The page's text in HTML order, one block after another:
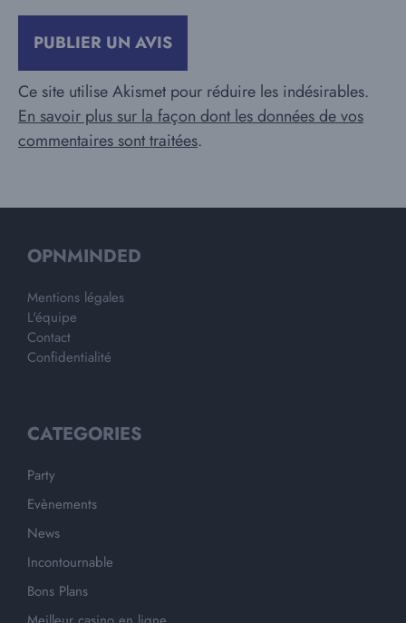
Ce site utilise Akismet pour réduire les indésirables.
En savoir plus sur la façon dont les données de vos
commentaires sont traitées.
OPNMINDED
Mentions légales
L'équipe
Contact
Confidentialité
CATEGORIES
Party
Evènements
News
Incontournable
Bons Plans